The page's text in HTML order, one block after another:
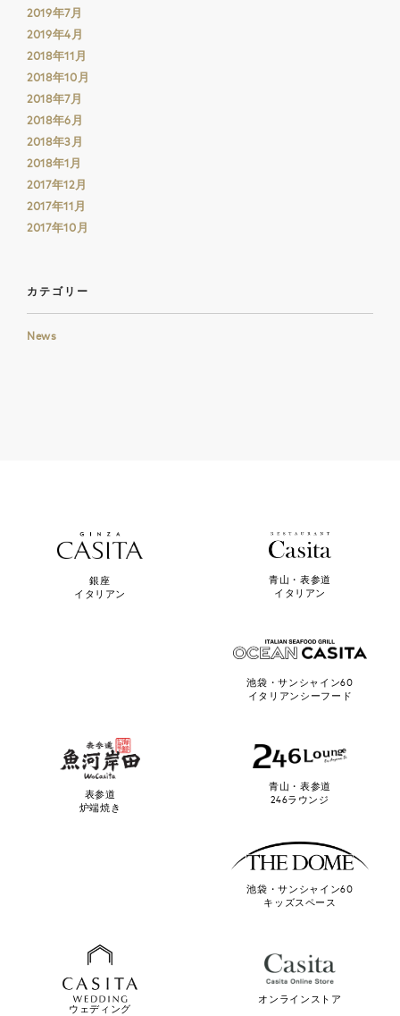
2019年7月
2019年4月
2018年11月
2018年10月
2018年7月
2018年6月
2018年3月
2018年1月
2017年12月
2017年11月
2017年10月
カテゴリー
News
銀座
イタリアン
青山・表参道
イタリアン
池袋・サンシャイン60
イタリアンシーフード
表参道
炉端焼き
青山・表参道
246ラウンジ
池袋・サンシャイン60
キッズスペース
ウェディング
オンラインストア